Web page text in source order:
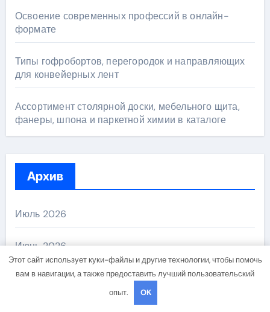
Освоение современных профессий в онлайн-
формате
Типы гофробортов, перегородок и направляющих
для конвейерных лент
Ассортимент столярной доски, мебельного щита,
фанеры, шпона и паркетной химии в каталоге
Архив
Июль 2026
Июнь 2026
Май 2026
Этот сайт использует куки-файлы и другие технологии, чтобы помочь
вам в навигации, а также предоставить лучший пользовательский
опыт.
OK